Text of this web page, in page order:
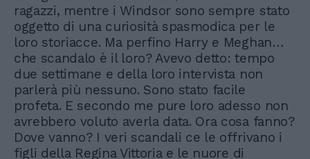
ragazzi, mentre i Windsor sono sempre stato
oggetto di una curiosità spasmodica per le
loro storiacce. Ma perfino Harry e Meghan…
che scandalo è il loro? Avevo detto: tempo
due settimane e della loro intervista non
parlerà più nessuno. Sono stato facile
profeta. E secondo me pure loro adesso non
avrebbero voluto averla data. Ora cosa fanno?
Dove vanno? I veri scandali ce le offrivano i
figli della Regina Vittoria e le nuore di